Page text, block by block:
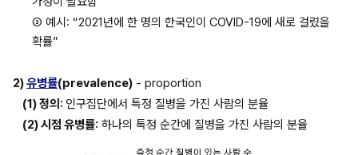
③ 예시: “2021년에 한 명의 한국인이 COVID-19에 새로 걸렸을
확률”
2) 유병률(prevalence) - proportion
(1) 정의: 인구집단에서 특정 질병을 가진 사람의 분율
(2) 시점 유병률: 하나의 특정 순간에 질병을 가진 사람의 분율